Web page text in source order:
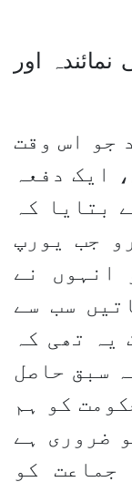
اور
اس وقت
ایک دفعہ
بتایا کہ
جب یورپ
انہوں نے
سب سے
یہ تھی کہ
سبق حاصل
کو ہم
ضروری ہے
کو